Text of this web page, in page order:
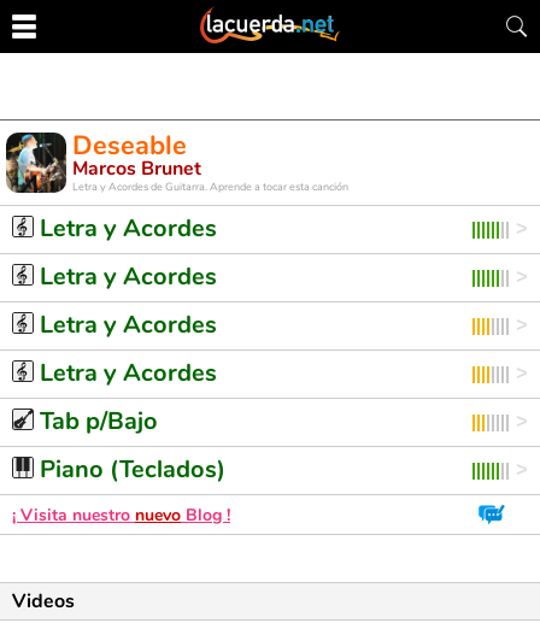
Deseable
Marcos Brunet
Letra y Acordes de Guitarra. Aprende a tocar esta canción
Letra y Acordes
Letra y Acordes
Letra y Acordes
Letra y Acordes
Tab p/Bajo
Piano (Teclados)
¡ Visita nuestro nuevo Blog !
Videos